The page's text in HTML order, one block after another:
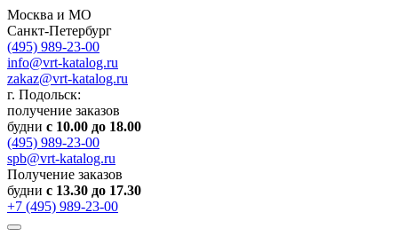
Москва и МО
Санкт-Петербург
(495) 989-23-00
info@vrt-katalog.ru
zakaz@vrt-katalog.ru
г. Подольск:
получение заказов
будни с 10.00 до 18.00
(495) 989-23-00
spb@vrt-katalog.ru
Получение заказов
будни с 13.30 до 17.30
+7 (495) 989-23-00